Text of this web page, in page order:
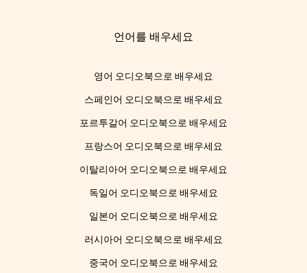
언어를 배우세요
영어 오디오북으로 배우세요
스페인어 오디오북으로 배우세요
포르투갈어 오디오북으로 배우세요
프랑스어 오디오북으로 배우세요
이탈리아어 오디오북으로 배우세요
독일어 오디오북으로 배우세요
일본어 오디오북으로 배우세요
러시아어 오디오북으로 배우세요
중국어 오디오북으로 배우세요